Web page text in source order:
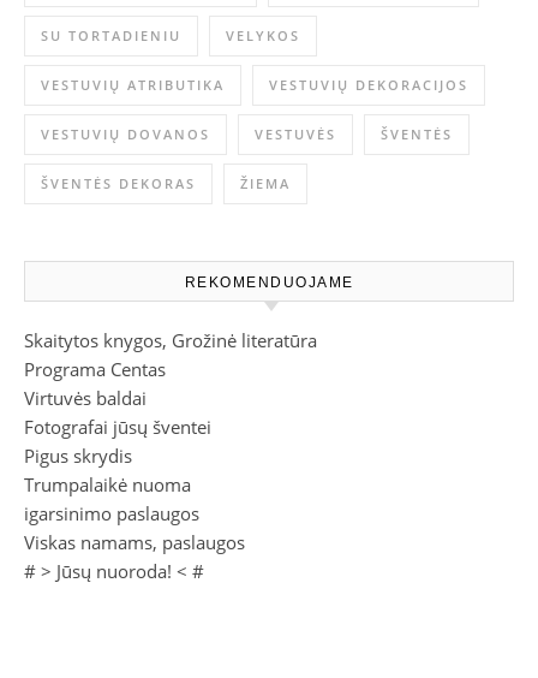
SU TORTADIENIU VELYKOS
VESTUVIŲ ATRIBUTIKA VESTUVIŲ DEKORACIJOS
VESTUVIŲ DOVANOS VESTUVĖS ŠVENTĖS
ŠVENTĖS DEKORAS ŽIEMA
REKOMENDUOJAME
Skaitytos knygos, Grožinė literatūra
Programa Centas
Virtuvės baldai
Fotografai jūsų šventei
Pigus skrydis
Trumpalaikė nuoma
igarsinimo paslaugos
Viskas namams, paslaugos
# > Jūsų nuoroda! < #